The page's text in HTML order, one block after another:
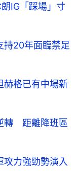
IG「踩場」寸
20年面臨禁足
格已有中場新
轉 距離降班區
力強勁勢演入